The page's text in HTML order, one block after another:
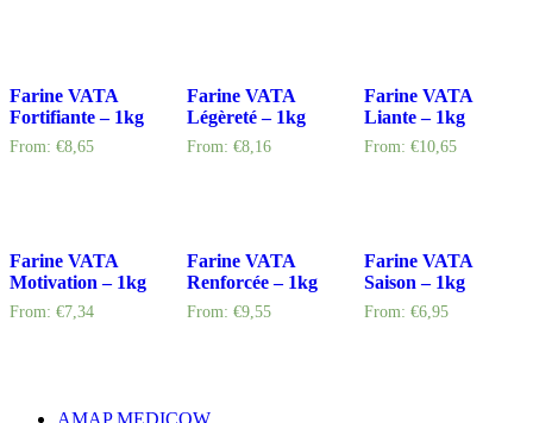
Farine VATA
Fortifiante – 1kg
From: €8,65
Farine VATA
Légèreté – 1kg
From:€8,16
Farine VATA
Liante – 1kg
From:€10,65
Farine VATA
Motivation – 1kg
From: €7,34
Farine VATA
Renforcée – 1kg
From:€9,55
Farine VATA
Saison – 1kg
From:€6,95